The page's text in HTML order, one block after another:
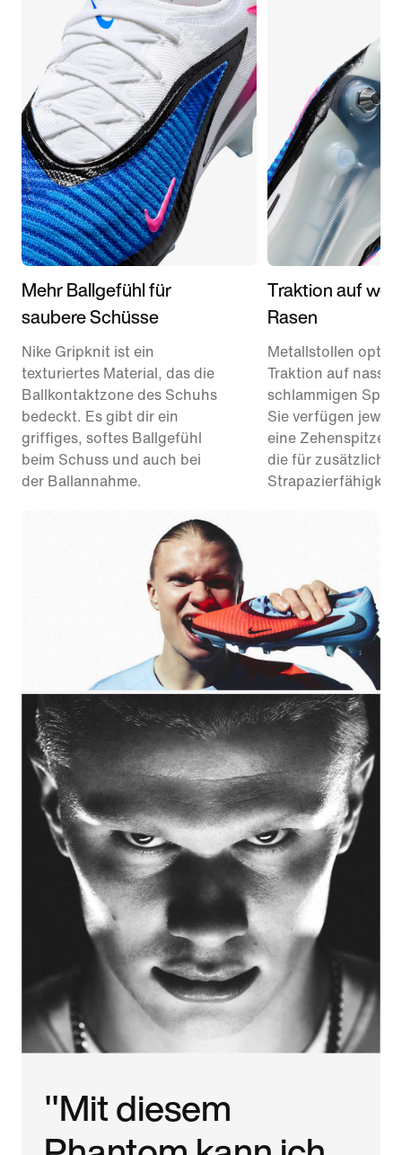
Mehr Ballgefühl für
saubere Schüsse
Nike Gripknit ist ein
texturiertes Material, das die
Ballkontaktzone des Schuhs
bedeckt. Es gibt dir ein
griffiges, softes Ballgefühl
beim Schuss und auch bei
der Ballannahme.
Traktion auf
Rasen
Metallstollen
Traktion auf
schlammigen
Sie verfügen
eine Zehenspitze
die für zusätzliche
Strapazierfähigkeit
"Mit diesem